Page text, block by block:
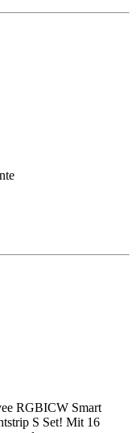
RGBICW Smart
S Set! Mit 16